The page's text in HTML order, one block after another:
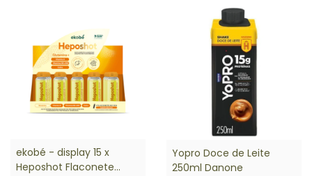
ekobé - display 15 x
Heposhot Flaconete
Yopro Doce de Leite
250ml Danone